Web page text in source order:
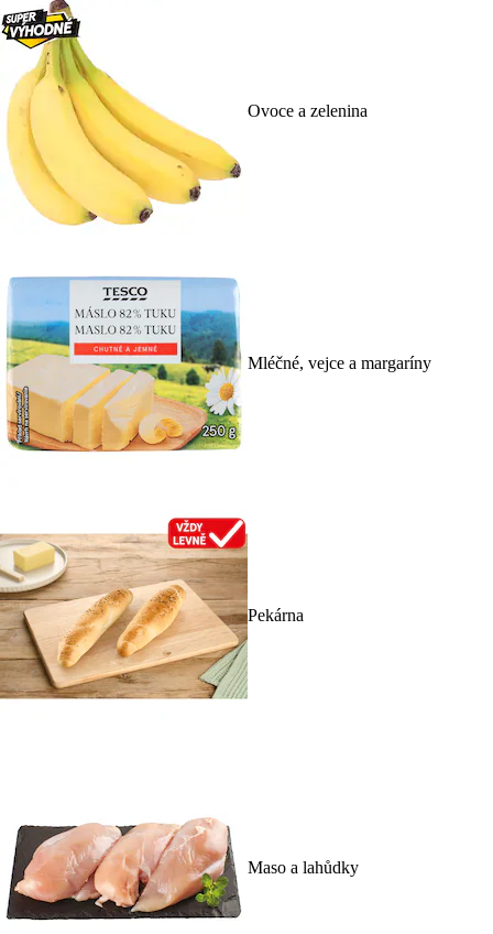
Ovoce a zelenina
Mléčné, vejce a margaríny
Pekárna
Maso a lahůdky